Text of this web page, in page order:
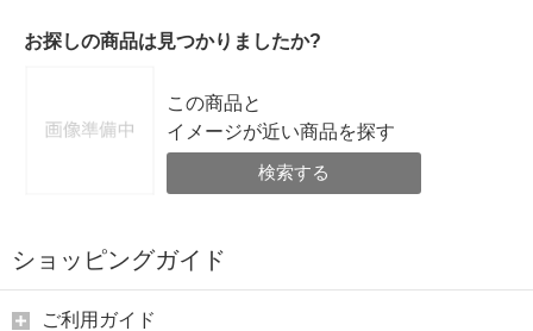
お探しの商品は見つかりましたか?
この商品と
イメージが近い商品を探す
検索する
ショッピングガイド
ご利用ガイド